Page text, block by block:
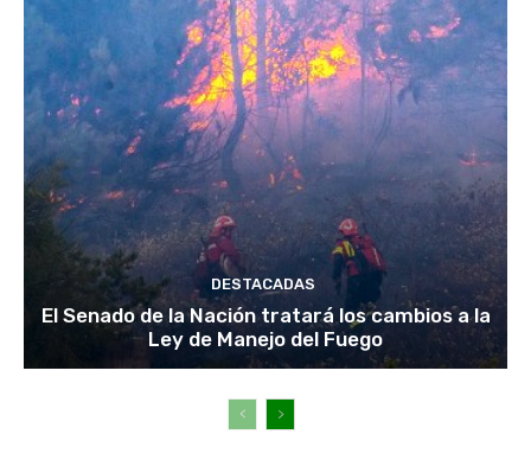
DESTACADAS
El Senado de la Nación tratará los cambios a la
Ley de Manejo del Fuego